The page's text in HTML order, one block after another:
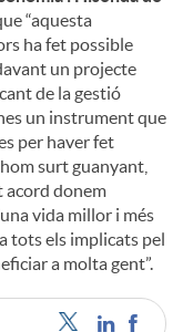
“aquesta
ha fet possible
un projecte
de la gestió
un instrument que
per haver fet
surt guanyant,
acord donem
vida millor i més
tots els implicats pel
a molta gent”.